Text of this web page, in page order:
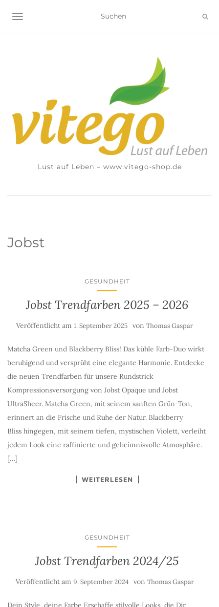
NAVIGATION UMSCHALTEN
Lust auf Leben – www.vitego-shop.de
Jobst
GESUNDHEIT
Jobst Trendfarben 2025 – 2026
Veröffentlicht am 1. September 2025 von Thomas Gaspar
Matcha Green und Blackberry Bliss! Das kühle Farb-Duo wirkt
beruhigend und versprüht eine elegante Harmonie. Entdecke
die neuen Trendfarben für unsere Rundstrick
Kompressionsversorgung von Jobst Opaque und Jobst
UltraSheer. Matcha Green, mit seinem sanften Grün-Ton,
erinnert an die Frische und Ruhe der Natur. Blackberry
Bliss hingegen, mit seinem tiefen, mystischen Violett, verleiht
jedem Look eine raffinierte und geheimnisvolle Atmosphäre.
[…]
WEITERLESEN
GESUNDHEIT
Jobst Trendfarben 2024/25
Veröffentlicht am 9. September 2024 von Thomas Gaspar
Dein Style, deine Farbe Erschaffe stilvolle Looks, die Dir